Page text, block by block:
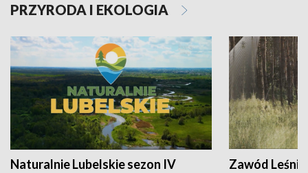
PRZYRODA I EKOLOGIA
Naturalnie Lubelskie sezon IV Zawód Leśnik